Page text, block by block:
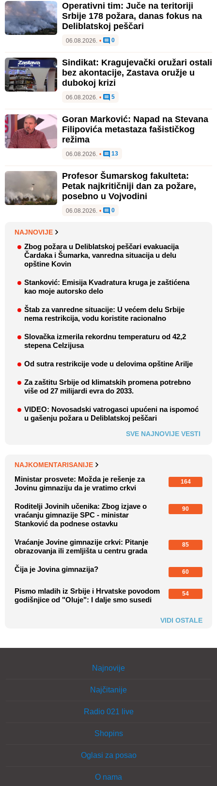
Operativni tim: Juče na teritoriji
Srbije 178 požara, danas fokus na
Deliblatskoj peščari
06.08.2026. • 0
Sindikat: Kragujevački oružari ostali
bez akontacije, Zastava oružje u
dubokoj krizi
06.08.2026. • 5
Goran Marković: Napad na Stevana
Filipovića metastaza fašističkog
režima
06.08.2026. • 13
Profesor Šumarskog fakulteta:
Petak najkritičniji dan za požare,
posebno u Vojvodini
06.08.2026. • 0
NAJNOVIJE
Zbog požara u Deliblatskoj peščari evakuacija
Čardaka i Šumarka, vanredna situacija u delu
opštine Kovin
Stanković: Emisija Kvadratura kruga je zaštićena
kao moje autorsko delo
Štab za vanredne situacije: U većem delu Srbije
nema restrikcija, vodu koristite racionalno
Slovačka izmerila rekordnu temperaturu od 42,2
stepena Celzijusa
Od sutra restrikcije vode u delovima opštine Arilje
Za zaštitu Srbije od klimatskih promena potrebno
više od 27 milijardi evra do 2033.
VIDEO: Novosadski vatrogasci upućeni na ispomoć
u gašenju požara u Deliblatskoj peščari
SVE NAJNOVIJE VESTI
NAJKOMENTARISANIJE
Ministar prosvete: Možda je rešenje za
Jovinu gimnaziju da je vratimo crkvi
164
Roditelji Jovinih učenika: Zbog izjave o
vraćanju gimnazije SPC - ministar
Stanković da podnese ostavku
90
Vraćanje Jovine gimnazije crkvi: Pitanje
obrazovanja ili zemljišta u centru grada
85
Čija je Jovina gimnazija? 60
Pismo mladih iz Srbije i Hrvatske povodom
godišnjice od "Oluje": I dalje smo susedi
54
VIDI OSTALE
Najnovije
Najčitanije
Radio 021 live
Shopins
Oglasi za posao
O nama